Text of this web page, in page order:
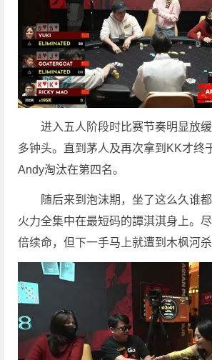
进入五人阶段时比赛节奏明显放
多钟头。直到茅人及再次拿到KK才终
Andy淘汰在第四名。
随后来到泡沫期，坐了这么久谁
火力全集中在最短码的譚淇淇身上。
倍续命，但下一手马上就遭到木枫河杀